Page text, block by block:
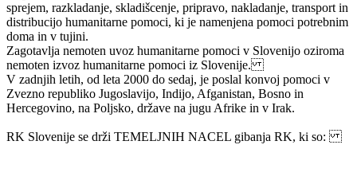
sprejem, razkladanje, skladišcenje, pripravo, nakladanje, transport in
distribucijo humanitarne pomoci, ki je namenjena pomoci potrebnim
doma in v tujini.
Zagotavlja nemoten uvoz humanitarne pomoci v Slovenijo oziroma
nemoten izvoz humanitarne pomoci iz Slovenije.
V zadnjih letih, od leta 2000 do sedaj, je poslal konvoj pomoci v
Zvezno republiko Jugoslavijo, Indijo, Afganistan, Bosno in
Hercegovino, na Poljsko, države na jugu Afrike in v Irak.
RK Slovenije se drži TEMELJNIH NACEL gibanja RK, ki so: